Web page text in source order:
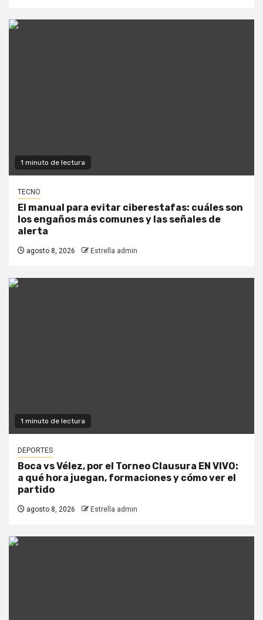
1 minuto de lectura
TECNO
El manual para evitar ciberestafas: cuáles son
los engaños más comunes y las señales de
alerta
agosto 8, 2026 Estrella admin
1 minuto de lectura
DEPORTES
Boca vs Vélez, por el Torneo Clausura EN VIVO:
a qué hora juegan, formaciones y cómo ver el
partido
agosto 8, 2026 Estrella admin